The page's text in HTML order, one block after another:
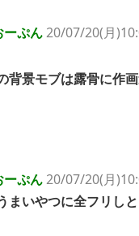
ーぷん20/07/20(月
背景モブは露骨に作
ーぷん20/07/20(月
まいやつに全フリし